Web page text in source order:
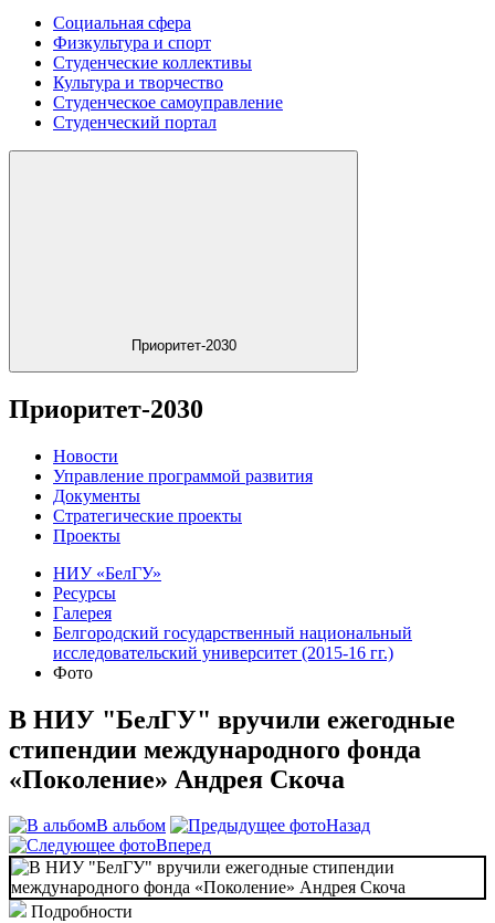
Социальная сфера
Физкультура и спорт
Студенческие коллективы
Культура и творчество
Студенческое самоуправление
Студенческий портал
Приоритет-2030
Приоритет-2030
Новости
Управление программой развития
Документы
Стратегические проекты
Проекты
НИУ «БелГУ»
Ресурсы
Галерея
Белгородский государственный национальный
исследовательский университет (2015-16 гг.)
Фото
В НИУ "БелГУ" вручили ежегодные
стипендии международного фонда
«Поколение» Андрея Скоча
В альбом
Назад
Вперед
Подробности